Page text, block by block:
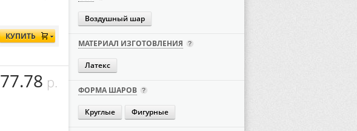
Воздушный шар
МАТЕРИАЛ ИЗГОТОВЛЕНИЯ
Латекс
ФОРМА ШАРОВ
Круглые Фигурные
КУПИТЬ
77.78 р.